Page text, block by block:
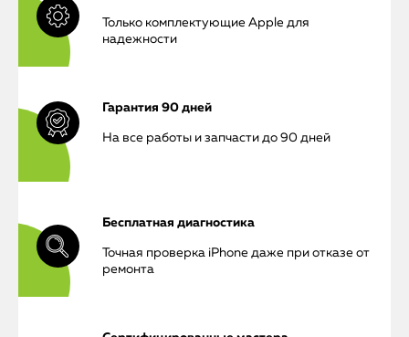
Только комплектующие Apple для
надежности
Гарантия 90 дней
На все работы и запчасти до 90 дней
Бесплатная диагностика
Точная проверка iPhone даже при отказе от
ремонта